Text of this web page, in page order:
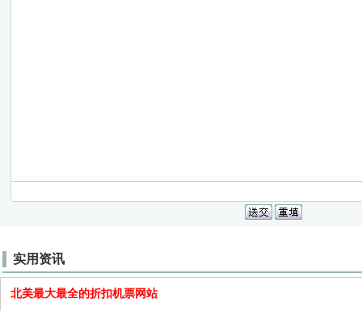
实用资讯
北美最大最全的折扣机票网站